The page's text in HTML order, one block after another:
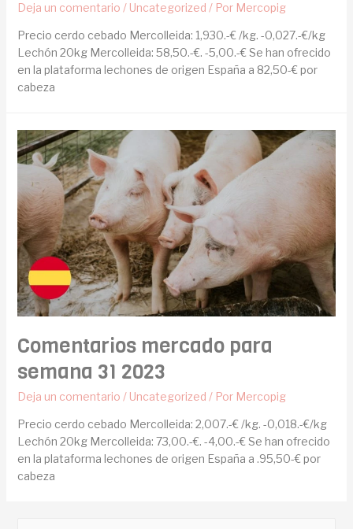
Deja un comentario / Uncategorized / Por Mercopig
Precio cerdo cebado Mercolleida: 1,930.-€ /kg. -0,027.-€/kg
Lechón 20kg Mercolleida: 58,50.-€. -5,00.-€ Se han ofrecido
en la plataforma lechones de origen España a 82,50-€ por
cabeza
Comentarios mercado para
semana 31 2023
Deja un comentario / Uncategorized / Por Mercopig
Precio cerdo cebado Mercolleida: 2,007.-€ /kg. -0,018.-€/kg
Lechón 20kg Mercolleida: 73,00.-€. -4,00.-€ Se han ofrecido
en la plataforma lechones de origen España a .95,50-€ por
cabeza